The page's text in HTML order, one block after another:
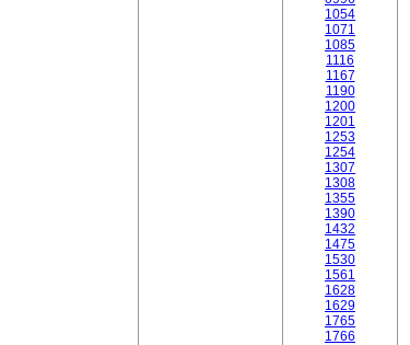
1054
1071
1085
1116
1167
1190
1200
1201
1253
1254
1307
1308
1355
1390
1432
1475
1530
1561
1628
1629
1765
1766